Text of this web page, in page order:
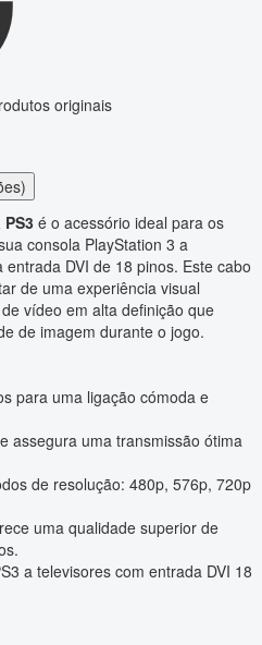
originais
é o acessório ideal para os
consola PlayStation 3 a
DVI de 18 pinos. Este cabo
de uma experiência visual
vídeo em alta definição que
de imagem durante o jogo.
para uma ligação cómoda e
assegura uma transmissão ótima
de resolução: 480p, 576p, 720p
uma qualidade superior de
a televisores com entrada DVI 18